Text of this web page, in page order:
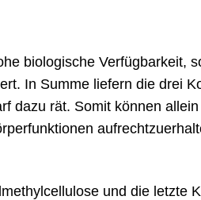
biologische Verfügbarkeit,
In Summe liefern die drei
dazu rät. Somit können
und die letzte